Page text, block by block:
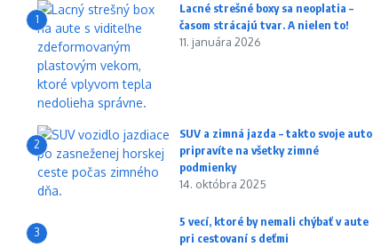
1
Lacné strešné boxy sa neoplatia –
časom strácajú tvar. A nielen to!
11. januára 2026
2
SUV a zimná jazda – takto svoje auto
pripravíte na všetky zimné
podmienky
14. októbra 2025
3
5 vecí, ktoré by nemali chýbať v aute
pri cestovaní s deťmi